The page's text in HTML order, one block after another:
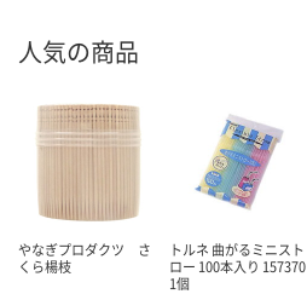
人気の商品
やなぎプロダクツ さ
くら楊枝
トルネ 曲がるミニスト
ロー 100本入り 157370
1個